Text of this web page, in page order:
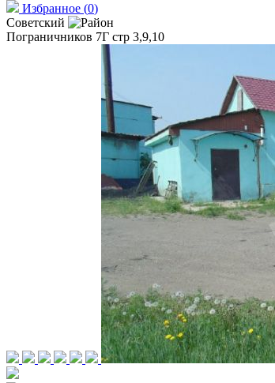
Избранное (0)
Советский
Пограничников 7Г стр 3,9,10